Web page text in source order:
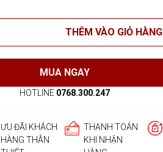
THÊM VÀO GIỎ HÀNG
MUA NGAY
HOTLINE 0768.300.247
ƯU ĐÃI KHÁCH
HÀNG THÂN
THANH TOÁN
KHI NHẬN